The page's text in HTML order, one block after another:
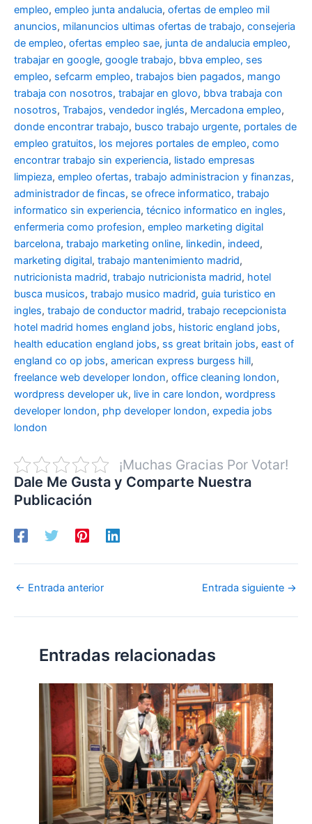
empleo, empleo junta andalucia, ofertas de empleo mil
anuncios, milanuncios ultimas ofertas de trabajo, consejeria
de empleo, ofertas empleo sae, junta de andalucia empleo,
trabajar en google, google trabajo, bbva empleo, ses
empleo, sefcarm empleo, trabajos bien pagados, mango
trabaja con nosotros, trabajar en glovo, bbva trabaja con
nosotros, Trabajos, vendedor inglés, Mercadona empleo,
donde encontrar trabajo, busco trabajo urgente, portales de
empleo gratuitos, los mejores portales de empleo, como
encontrar trabajo sin experiencia, listado empresas
limpieza, empleo ofertas, trabajo administracion y finanzas,
administrador de fincas, se ofrece informatico, trabajo
informatico sin experiencia, técnico informatico en ingles,
enfermeria como profesion, empleo marketing digital
barcelona, trabajo marketing online, linkedin, indeed,
marketing digital, trabajo mantenimiento madrid,
nutricionista madrid, trabajo nutricionista madrid, hotel
busca musicos, trabajo musico madrid, guia turistico en
ingles, trabajo de conductor madrid, trabajo recepcionista
hotel madrid homes england jobs, historic england jobs,
health education england jobs, ss great britain jobs, east of
england co op jobs, american express burgess hill,
freelance web developer london, office cleaning london,
wordpress developer uk, live in care london, wordpress
developer london, php developer london, expedia jobs
london
¡Muchas Gracias Por Votar!
Dale Me Gusta y Comparte Nuestra
Publicación
← Entrada anterior Entrada siguiente →
Entradas relacionadas